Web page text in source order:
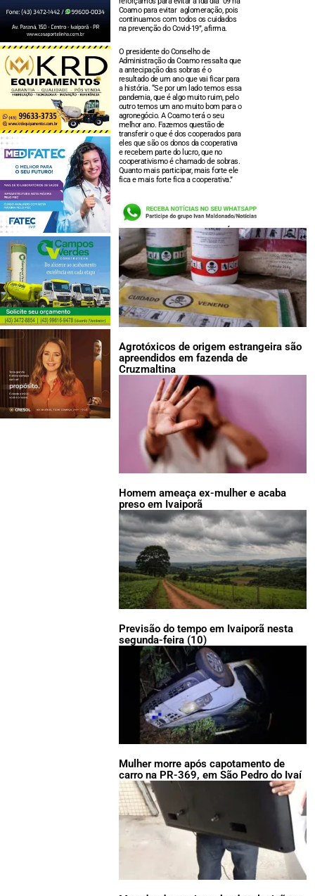
Coamo para evitar aglomeração, pois
continuamos com todos os cuidados
na prevenção do Covid-19”, afirma.
O presidente do Conselho de
Administração da Coamo ressalta que
a antecipação das sobras é o
resultado de um ano que vai ficar para
a história. “Se por um lado temos essa
pandemia, que é algo muito ruim, pelo
outro temos um ano muito bom para o
agronegócio. A Coamo terá o seu
melhor ano. Fazemos questão de
transferir o que é dos cooperados para
eles que são os donos da cooperativa
e recebem parte do lucro, que no
cooperativismo é chamado de sobras.
Quanto mais participar, mais forte ele
fica e mais forte fica a cooperativa.”
LEIA TAMBÉM:
Agrotóxicos de origem estrangeira são
apreendidos em fazenda de
Cruzmaltina
Homem ameaça ex-mulher e acaba
preso em Ivaiporã
Previsão do tempo em Ivaiporã nesta
segunda-feira (10)
Mulher morre após capotamento de
carro na PR-369, em São Pedro do Ivaí